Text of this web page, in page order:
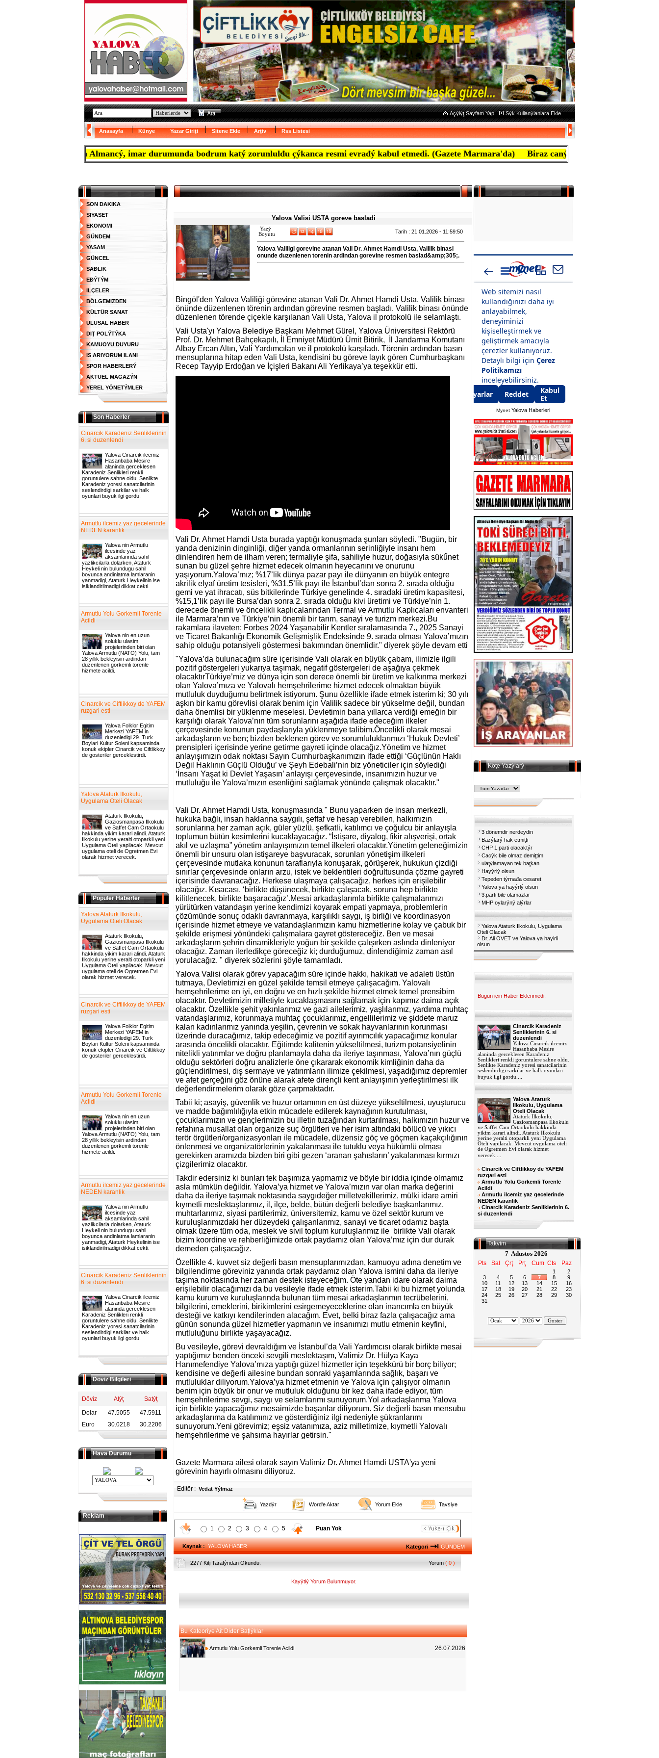
Açýlýţ Sayfam Yap Sýk Kullanýlanlara Ekle
Anasayfa Künye Yazar Giriţi Sitene Ekle Arţiv Rss Listesi
isteyen Almancý, imar durumunda bodrum katý zorunlulđu çýkanca resmi evrađý kabul etmedi. (Gazete Marmara'da) Biraz caný yanan ben mafyayým,
Yalova Valisi USTA goreve basladi
Yazý
Boyutu
Tarih : 21.01.2026 - 11:59:50
Yalova Valiligi gorevine atanan Vali Dr. Ahmet Hamdi Usta, Valilik binasi
onunde duzenlenen torenin ardindan gorevine resmen baslad&amp;305;.
Bingöl'den Yalova Valiliği görevine atanan Vali Dr. Ahmet Hamdi Usta, Valilik binası
önünde düzenlenen törenin ardından görevine resmen başladı. Valilik binası önünde
düzenlenen törende çiçekle karşılanan Vali Usta, Yalova il protokolü ile selamlaştı.
Vali Usta'yı Yalova Belediye Başkanı Mehmet Gürel, Yalova Üniversitesi Rektörü
Prof. Dr. Mehmet Bahçekapılı, İl Emniyet Müdürü Ümit Bitirik, İl Jandarma Komutanı
Albay Ercan Altın, Vali Yardımcıları ve il protokolü karşıladı. Törenin ardından basın
mensuplarına hitap eden Vali Usta, kendisini bu göreve layık gören Cumhurbaşkanı
Recep Tayyip Erdoğan ve İçişleri Bakanı Ali Yerlikaya’ya teşekkür etti.
Vali Dr. Ahmet Hamdi Usta burada yaptığı konuşmada şunları söyledi. "Bugün, bir
yanda denizinin dinginliği, diğer yanda ormanlarının serinliğiyle insanı hem
dinlendiren hem de ilham veren; termaliyle şifa, sahiliyle huzur, doğasıyla sükűnet
sunan bu güzel şehre hizmet edecek olmanın heyecanını ve onurunu
yaşıyorum.Yalova’mız; %17’lik dünya pazar payı ile dünyanın en büyük entegre
akrilik elyaf üretim tesisleri, %31,5’lik payı ile İstanbul’dan sonra 2. sırada olduğu
gemi ve yat ihracatı, süs bitkilerinde Türkiye genelinde 4. sıradaki üretim kapasitesi,
%15,1’lik payı ile Bursa’dan sonra 2. sırada olduğu kivi üretimi ve Türkiye’nin 1.
derecede önemli ve öncelikli kaplıcalarından Termal ve Armutlu Kaplıcaları envanteri
ile Marmara’nın ve Türkiye’nin önemli bir tarım, sanayi ve turizm merkezi.Bu
rakamlara ilaveten; Forbes 2024 Yaşanabilir Kentler sıralamasında 7., 2025 Sanayi
ve Ticaret Bakanlığı Ekonomik Gelişmişlik Endeksinde 9. sırada olması Yalova’mızın
sahip olduğu potansiyeli göstermesi bakımından önemlidir." diyerek şöyle devam etti
"Yalova’da bulunacağım süre içerisinde Vali olarak en büyük çabam, ilimizle ilgili
pozitif göstergeleri yukarıya taşımak, negatif göstergeleri de aşağıya çekmek
olacaktırTürkiye’miz ve dünya için son derece önemli bir üretim ve kalkınma merkezi
olan Yalova’mıza ve Yalovalı hemşehrilerime hizmet edecek olmaktan büyük
mutluluk duyduğumu belirtmek istiyorum. Şunu özellikle ifade etmek isterim ki; 30 yılı
aşkın bir kamu görevlisi olarak benim için Valilik sadece bir yükselme değil, bundan
daha önemlisi bir yüklenme meselesi. Devletimin bana yıllarca verdiği emeğin bir
karşılığı olarak Yalova’nın tüm sorunlarını aşağıda ifade edeceğim ilkeler
çerçevesinde konunun paydaşlarıyla yüklenmeye talibim.Öncelikli olarak mesai
arkadaşlarım ve ben; bizden beklenen görev ve sorumluluklarımızı ‘Hukuk Devleti’
prensipleri içerisinde yerine getirme gayreti içinde olacağız.Yönetim ve hizmet
anlayışımızın odak noktası Sayın Cumhurbaşkanımızın ifade ettiği ‘Güçlünün Haklı
Değil Haklının Güçlü Olduğu’ ve Şeyh Edebali’nin biz yöneticiler için söylediği
‘İnsanı Yaşat ki Devlet Yaşasın’ anlayışı çerçevesinde, insanımızın huzur ve
mutluluğu ile Yalova’mızın esenliğini sağlamak yönünde çalışmak olacaktır."
Vali Dr. Ahmet Hamdi Usta, konuşmasında " Bunu yaparken de insan merkezli,
hukuka bağlı, insan haklarına saygılı, şeffaf ve hesap verebilen, halkımızın
sorunlarına her zaman açık, güler yüzlü, şefkatli, katılımcı ve çoğulcu bir anlayışla
toplumun bütün kesimlerini kucaklayacağız. “İstişare, diyalog, fikir alışverişi, ortak
akıl ve uzlaşma” yönetim anlayışımızın temel ilkeleri olacaktır.Yönetim geleneğimizin
önemli bir unsuru olan istişareye başvuracak, sorunları yönetişim ilkeleri
çerçevesinde mutlaka konunun taraflarıyla konuşarak, görüşerek, hukukun çizdiği
sınırlar çerçevesinde onların arzu, istek ve beklentileri doğrultusunda çözme gayreti
içerisinde davranacağız. Herkese ulaşmaya çalışacağız, herkes için erişilebilir
olacağız. Kısacası, ‘birlikte düşünecek, birlikte çalışacak, soruna hep birlikte
kilitlenecek, birlikte başaracağız’.Mesai arkadaşlarımla birlikte çalışmalarımızı
yürütürken vatandaşın yerine kendimizi koyarak empati yapmaya, problemlerin
çözümünde sonuç odaklı davranmaya, karşılıklı saygı, iş birliği ve koordinasyon
içerisinde hizmet etmeye ve vatandaşlarımızın kamu hizmetlerine kolay ve çabuk bir
şekilde erişmesi yönündeki çalışmalara gayret göstereceğiz. Ben ve mesai
arkadaşlarım şehrin dinamikleriyle yoğun bir şekilde çalışırken aslında dinleniyor
olacağız. Zaman ilerledikçe göreceğiz ki; durduğumuz, dinlendiğimiz zaman asıl
yorulacağız. " diyerek sözlerini şöyle tamamladı.
Yalova Valisi olarak görev yapacağım süre içinde hakkı, hakikati ve adaleti üstün
tutmaya, Devletimizi en güzel şekilde temsil etmeye çalışacağım. Yalovalı
hemşehrilerime en iyi, en doğru ve en hızlı şekilde hizmet etmek temel prensibim
olacaktır. Devletimizin milletiyle kucaklaşmasını sağlamak için kapımız daima açık
olacaktır. Özellikle şehit yakınlarımız ve gazi ailelerimiz, yaşlılarımız, yardıma muhtaç
vatandaşlarımız, korunmaya muhtaç çocuklarımız, engellilerimiz ve şiddete maruz
kalan kadınlarımız yanında yeşilin, çevrenin ve sokak hayvanlarının korunması
üzerinde duracağımız, takip edeceğimiz ve pozitif ayırımcılık yapacağımız konular
arasında öncelikli olacaktır. Eğitimde kalitenin yükseltilmesi, turizm potansiyelinin
nitelikli yatırımlar ve doğru planlamayla daha da ileriye taşınması, Yalova’nın güçlü
olduğu sektörleri doğru analizlerle öne çıkararak ekonomik kimliğinin daha da
güçlendirilmesi, dış sermaye ve yatırımların ilimize çekilmesi, yaşadığımız depremler
ve afet gerçeğini göz önüne alarak afete dirençli kent anlayışının yerleştirilmesi ilk
değerlendirmelerim olarak göze çarpmaktadır.
Tabii ki; asayiş, güvenlik ve huzur ortamının en üst düzeye yükseltilmesi, uyuşturucu
ve madde bağımlılığıyla etkin mücadele edilerek kaynağının kurutulması,
çocuklarımızın ve gençlerimizin bu illetin tuzağından kurtarılması, halkımızın huzur ve
refahına musallat olan organize suç örgütleri ve her isim altındaki bölücü ve yıkıcı
terör örgütleri/organizasyonları ile mücadele, düzensiz göç ve göçmen kaçakçılığının
önlenmesi ve organizatörlerinin yakalanması ile tutuklu veya hükümlü olması
gerekirken aramızda bizden biri gibi gezen ‘aranan şahısların’ yakalanması kırmızı
çizgilerimiz olacaktır.
Takdir edersiniz ki bunları tek başımıza yapmamız ve böyle bir iddia içinde olmamız
asla mümkün değildir. Yalova’ya hizmet ve Yalova’mızın var olan marka değerini
daha da ileriye taşımak noktasında saygıdeğer milletvekillerimiz, mülki idare amiri
kıymetli meslektaşlarımız, il, ilçe, belde, bütün değerli belediye başkanlarımız,
muhtarlarımız, siyasi partilerimiz, üniversitemiz, kamu ve özel sektör kurum ve
kuruluşlarımızdaki her düzeydeki çalışanlarımız, sanayi ve ticaret odamız başta
olmak üzere tüm oda, meslek ve sivil toplum kuruluşlarımız ile birlikte Vali olarak
bizim koordine ve rehberliğimizde ortak paydamız olan Yalova’mız için dur durak
demeden çalışacağız.
Özellikle 4. kuvvet siz değerli basın mensuplarımızdan, kamuoyu adına denetim ve
bilgilendirme göreviniz yanında ortak paydamız olan Yalova ismini daha da ileriye
taşıma noktasında her zaman destek isteyeceğim. Öte yandan idare olarak daima
erişilebilir olacağımızı da bu vesileyle ifade etmek isterim.Tabii ki bu hizmet yolunda
kamu kurum ve kuruluşlarında bulunan tüm mesai arkadaşlarımın tecrübelerini,
bilgilerini, emeklerini, birikimlerini esirgemeyeceklerine olan inancımla en büyük
desteği ve katkıyı kendilerinden alacağım. Evet, belki biraz fazla çalışacağız ama
günün sonunda güzel hizmetler yapmanın ve insanımızı mutlu etmenin keyfini,
mutluluğunu birlikte yaşayacağız.
Bu vesileyle, görevi devraldığım ve İstanbul’da Vali Yardımcısı olarak birlikte mesai
yaptığımız benden önceki sevgili meslektaşım, Valimiz Dr. Hülya Kaya
Hanımefendiye Yalova’mıza yaptığı güzel hizmetler için teşekkürü bir borç biliyor;
kendisine ve değerli ailesine bundan sonraki yaşamlarında sağlık, başarı ve
mutluluklar diliyorum.Yalova’ya hizmet etmenin ve Yalova için çalışıyor olmanın
benim için büyük bir onur ve mutluluk olduğunu bir kez daha ifade ediyor, tüm
hemşehrilerime sevgi, saygı ve selamlarımı sunuyorum.Yol arkadaşlarıma Yalova
için birlikte yapacağımız mesaimizde başarılar diliyorum. Siz değerli basın mensubu
arkadaşlarıma da katılımınız ve gösterdiğiniz ilgi nedeniyle şükranlarımı
sunuyorum.Yeni görevimiz; eşsiz vatanımıza, aziz milletimize, kıymetli Yalovalı
hemşehrilerime ve şahsıma hayırlar getirsin."
Gazete Marmara ailesi olarak sayın Valimiz Dr. Ahmet Hamdi USTA'ya yeni
görevinin hayırlı olmasını diliyoruz.
Editör : Vedat Yýlmaz
Yazdýr Word'e Aktar Yorum Ekle Tavsiye
1 2 3 4 5 Puan Yok
Kaynak: YALOVA HABER Kategori GÜNDEM
2277 Kiţi Tarafýndan Okundu. Yorum( 0 )
Kayýtlý Yorum Bulunmuyor.
Bu Kateoriye Ait Diđer Baţlýklar
Armutlu Yolu Gorkemli Torenle Acildi 26.07.2026
Mynet Yalova Haberleri
Köţe Yazýlarý
3 dönemdir nerdeydin
Bazýlarý hak etmiţti
CHP 1.parti olacaktýr
Cacýk bile olmaz demiţtim
ulaţýlamayan tek baţkan
Hayýrlý olsun
Tepeden týrnađa cesaret
Yalova ya hayýrlý olsun
3.parti bile olamazlar
MHP oylarýný alýrlar
Yalova Ataturk Ilkokulu, Uygulama
Oteli Olacak
Dr. Ali OVET ve Yalova ya hayirli
olsun
Bugün için Haber Eklenmedi.
Cinarcik Karadeniz
Senliklerinin 6. si
duzenlendi
Yalova Cinarcik ilcemiz
Hasanbaba Mesire
alaninda gerceklesen Karadeniz
Senlikleri renkli goruntulere sahne oldu.
Senlikte Karadeniz yoresi sanatcilarinin
seslendirdigi sarkilar ve halk oyunlari
buyuk ilgi gordu....
Yalova Ataturk
Ilkokulu, Uygulama
Oteli Olacak
Ataturk Ilkokulu,
Gaziosmanpasa Ilkokulu
ve Saffet Cam Ortaokulu hakkinda
yikim karari alindi. Ataturk Ilkokulu
yerine yeralti otoparkli yeni Uygulama
Oteli yapilacak. Mevcut uygulama oteli
de Ogretmen Evi olarak hizmet
verecek....
Cinarcik ve Ciftlikkoy de YAFEM
ruzgari esti
Armutlu Yolu Gorkemli Torenle
Acildi
Armutlu ilcemiz yaz gecelerinde
NEDEN karanlik
Cinarcik Karadeniz Senliklerinin 6.
si duzenlendi
Takvim
7 Ađustos 2026
Pts Sal Çrţ Prţ Cum Cts Paz
1
2
3
4 5 6 7 8
9
10
11 12 13 14 15
16
17
18 19 20 21 22
23
24
25 26 27 28 29
30
31
SON DAKIKA
SIYASET
EKONOMI
GÜNDEM
YASAM
GÜNCEL
SAĐLIK
EĐÝTÝM
ILÇELER
BÖLGEMIZDEN
KÜLTÜR SANAT
ULUSAL HABER
DIŢ POLÝTÝKA
KAMUOYU DUYURU
IS ARIYORUM ILANI
SPOR HABERLERÝ
AKTÜEL MAGAZÝN
YEREL YÖNETÝMLER
Son Haberler
Cinarcik Karadeniz Senliklerinin
6. si duzenlendi
Yalova Cinarcik ilcemiz
Hasanbaba Mesire
alaninda gerceklesen
Karadeniz Senlikleri renkli
goruntulere sahne oldu. Senlikte
Karadeniz yoresi sanatcilarinin
seslendirdigi sarkilar ve halk
oyunlari buyuk ilgi gordu.
Armutlu ilcemiz yaz gecelerinde
NEDEN karanlik
Yalova nin Armutlu
ilcesinde yaz
aksamlarinda sahil
yazlikcilarla dolarken, Ataturk
Heykeli nin bulundugu sahil
boyunca andinlatma lamlaranin
yanmadigi, Ataturk Heykelinin ise
isiklandirilmadigi dikkat cekti.
Armutlu Yolu Gorkemli Torenle
Acildi
Yalova nin en uzun
soluklu ulasim
projelerinden biri olan
Yalova Armutlu (NATO) Yolu, tam
28 yillik bekleyisin ardindan
duzenlenen gorkemli torenle
hizmete acildi.
Cinarcik ve Ciftlikkoy de YAFEM
ruzgari esti
Yalova Folklor Egitim
Merkezi YAFEM in
duzenledigi 29. Turk
Boylari Kultur Soleni kapsaminda
konuk ekipler Cinarcik ve Ciftlikkoy
de gosteriler gerceklestirdi.
Yalova Ataturk Ilkokulu,
Uygulama Oteli Olacak
Ataturk Ilkokulu,
Gaziosmanpasa Ilkokulu
ve Saffet Cam Ortaokulu
hakkinda yikim karari alindi. Ataturk
Ilkokulu yerine yeralti otoparkli yeni
Uygulama Oteli yapilacak. Mevcut
uygulama oteli de Ogretmen Evi
olarak hizmet verecek.
Popüler Haberler
Yalova Ataturk Ilkokulu,
Uygulama Oteli Olacak
Ataturk Ilkokulu,
Gaziosmanpasa Ilkokulu
ve Saffet Cam Ortaokulu
hakkinda yikim karari alindi. Ataturk
Ilkokulu yerine yeralti otoparkli yeni
Uygulama Oteli yapilacak. Mevcut
uygulama oteli de Ogretmen Evi
olarak hizmet verecek.
Cinarcik ve Ciftlikkoy de YAFEM
ruzgari esti
Yalova Folklor Egitim
Merkezi YAFEM in
duzenledigi 29. Turk
Boylari Kultur Soleni kapsaminda
konuk ekipler Cinarcik ve Ciftlikkoy
de gosteriler gerceklestirdi.
Armutlu Yolu Gorkemli Torenle
Acildi
Yalova nin en uzun
soluklu ulasim
projelerinden biri olan
Yalova Armutlu (NATO) Yolu, tam
28 yillik bekleyisin ardindan
duzenlenen gorkemli torenle
hizmete acildi.
Armutlu ilcemiz yaz gecelerinde
NEDEN karanlik
Yalova nin Armutlu
ilcesinde yaz
aksamlarinda sahil
yazlikcilarla dolarken, Ataturk
Heykeli nin bulundugu sahil
boyunca andinlatma lamlaranin
yanmadigi, Ataturk Heykelinin ise
isiklandirilmadigi dikkat cekti.
Cinarcik Karadeniz Senliklerinin
6. si duzenlendi
Yalova Cinarcik ilcemiz
Hasanbaba Mesire
alaninda gerceklesen
Karadeniz Senlikleri renkli
goruntulere sahne oldu. Senlikte
Karadeniz yoresi sanatcilarinin
seslendirdigi sarkilar ve halk
oyunlari buyuk ilgi gordu.
Döviz Bilgileri
Döviz Alýţ
Satýţ
Dolar
47.5055
47.5911
Euro
30.0218 30.2206
Hava Durumu
Reklam